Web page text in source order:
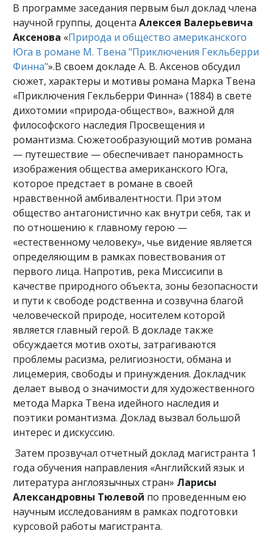
В программе заседания первым был доклад члена
научной группы, доцента Алексея Валерьевича
Аксенова «Природа и общество американского
Юга в романе М. Твена "Приключения Гекльберри
Финна"».В своем докладе А. В. Аксенов обсудил
сюжет, характеры и мотивы романа Марка Твена
«Приключения Гекльберри Финна» (1884) в свете
дихотомии «природа-общество», важной для
философского наследия Просвещения и
романтизма. Сюжетообразующий мотив романа
— путешествие — обеспечивает панорамность
изображения общества американского Юга,
которое предстает в романе в своей
нравственной амбивалентности. При этом
общество антагонистично как внутри себя, так и
по отношению к главному герою —
«естественному человеку», чье видение является
определяющим в рамках повествования от
первого лица. Напротив, река Миссисипи в
качестве природного объекта, зоны безопасности
и пути к свободе родственна и созвучна благой
человеческой природе, носителем которой
является главный герой. В докладе также
обсуждается мотив охоты, затрагиваются
проблемы расизма, религиозности, обмана и
лицемерия, свободы и принуждения. Докладчик
делает вывод о значимости для художественного
метода Марка Твена идейного наследия и
поэтики романтизма. Доклад вызвал большой
интерес и дискуссию.
Затем прозвучал отчетный доклад магистранта 1
года обучения направления «Английский язык и
литература англоязычных стран» Ларисы
Александровны Тюлевой по проведенным ею
научным исследованиям в рамках подготовки
курсовой работы магистранта.